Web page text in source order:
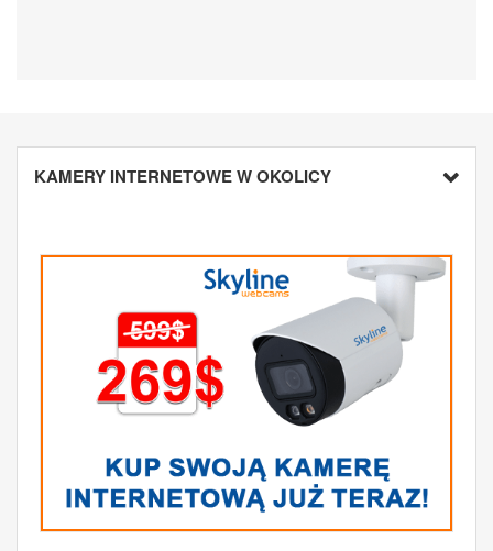
KAMERY INTERNETOWE W OKOLICY